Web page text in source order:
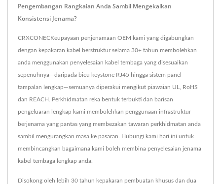
Pengembangan Rangkaian Anda Sambil Mengekalkan
Konsistensi Jenama?
CRXCONECKeupayaan penjenamaan OEM kami yang digabungkan
dengan kepakaran kabel berstruktur selama 30+ tahun membolehkan
anda menggunakan penyelesaian kabel tembaga yang disesuaikan
sepenuhnya—daripada bicu keystone RJ45 hingga sistem panel
tampalan lengkap—semuanya diperakui mengikut piawaian UL, RoHS
dan REACH. Perkhidmatan reka bentuk terbukti dan barisan
pengeluaran lengkap kami membolehkan penggunaan infrastruktur
berjenama yang pantas yang membezakan tawaran perkhidmatan anda
sambil mengurangkan masa ke pasaran. Hubungi kami hari ini untuk
membincangkan bagaimana kami boleh membina penyelesaian jenama
kabel tembaga lengkap anda.
Disokong oleh lebih 30 tahun kepakaran pembuatan khusus dan dua